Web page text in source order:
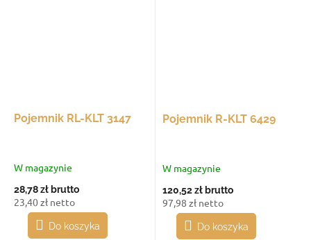
Pojemnik RL-KLT 3147
W magazynie
28,78 zł brutto
23,40 zł netto
Do koszyka
Pojemnik R-KLT 6429
W magazynie
120,52 zł brutto
97,98 zł netto
Do koszyka